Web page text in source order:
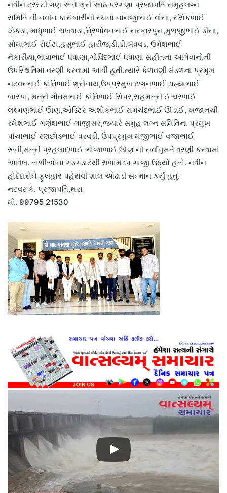
નવીન ટ્રસ્ટી ગણ અને શ્રી આઠ પરગણા પ્રજાપતિ સમુહલગ્ન
સમિતિ ની નવીન કારોબારીની રચના નાનજીભાઈ વાંસા, રસિકભાઈ
ઝેકડા, માધુભાઈ ચલવાડા,ત્રિભોવનભાઈ સરકારપુરા,મુળજીભાઈ ડીસા,
સોમાભાઈ રોઈટા,હસુભાઈ હારીજ,ડી.ડી.બંધવડ, ઉમેશભાઈ
નેકારીયા,ભાવાભાઈ ધધાણા,ગોવિંદભાઈ ધધાણા સહીતના આગેવાનોની
ઉપસ્થિતિમા વરણી કરવામાં આવી હતી.ત્યારે કેળવણી મંડળના પ્રમુખ
નટવરભાઈ કાંતિભાઈ શ્રીનાથ,ઉપપ્રમુખ છગનભાઈ ડાહ્યાભાઈ
બાસ્પા, મંત્રી ગૌતમભાઈ કાંતિભાઈ સિપર,સહમંત્રી ઈશ્વરભાઈ
લક્ષ્મણભાઈ ઊણ,ઓડિટર અશોકભાઈ રામચંદભાઈ ઊંડાઈ, ખજાનચી
રમેશભાઈ ગણેશભાઈ ગાંજીસર,જયારે સમુહ લગ્ન સમિતિના પ્રમુખ
પાંચાભાઈ રણછોડભાઈ ધરવડી, ઉપપ્રમુખ મંજીભાઈ વજાભાઈ
રૂની,મંત્રી પ્રહલાદભાઈ ભોજાભાઈ ઊણ ની સર્વાનુમતે વરણી કરવામાં
આવેલ. તાળીઓના ગડગડાટથી સભામંડપ ગાજી ઉઠ્યો હતો. નવીન
હોદેદારોને ફુલહાર પહેરાવી શાલ ઓઢાડી સન્માન કર્યું હતું.
નટવર કે. પ્રજાપતિ,થરા
મો. 99795 21530